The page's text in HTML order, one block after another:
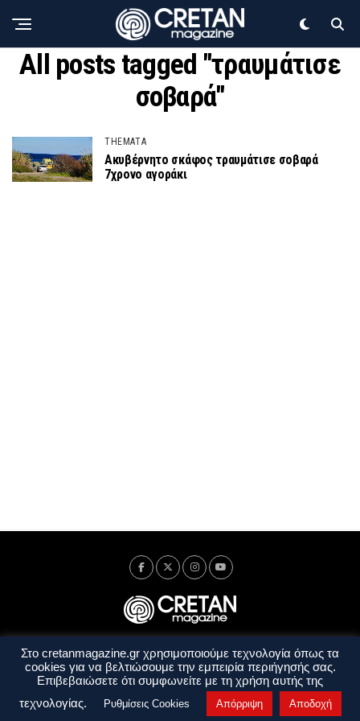
All posts tagged "τραυμάτισε
σοβαρά"
THEMATA
Ακυβέρνητο σκάφος τραυμάτισε σοβαρά
7χρονο αγοράκι
Ταυτότητα Πολιτική Απορρήτου
Όροι Χρήσης
Όροι και Προϋποθέσεις
Στο cretanmagazine.gr χρησιμοποιούμε τεχνολογία όπως τα
cookies για να βελτιώσουμε την εμπειρία περιήγησής σας.
Επιβεβαιώσετε ότι συμφωνείτε με τη χρήση αυτής της
τεχνολογίας.
Ρυθμίσεις Cookies Απόρριψη Αποδοχή